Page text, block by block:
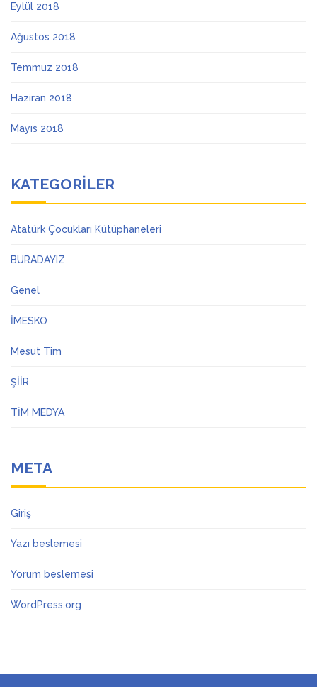
Eylül 2018
Ağustos 2018
Temmuz 2018
Haziran 2018
Mayıs 2018
KATEGORILER
Atatürk Çocukları Kütüphaneleri
BURADAYIZ
Genel
İMESKO
Mesut Tim
ŞİİR
TİM MEDYA
META
Giriş
Yazı beslemesi
Yorum beslemesi
WordPress.org